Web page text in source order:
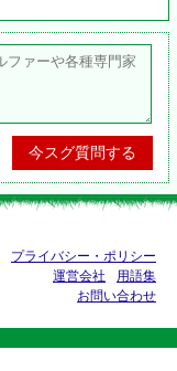
プライバシー・ポリシー
用語集
運営会社
お問い合わせ